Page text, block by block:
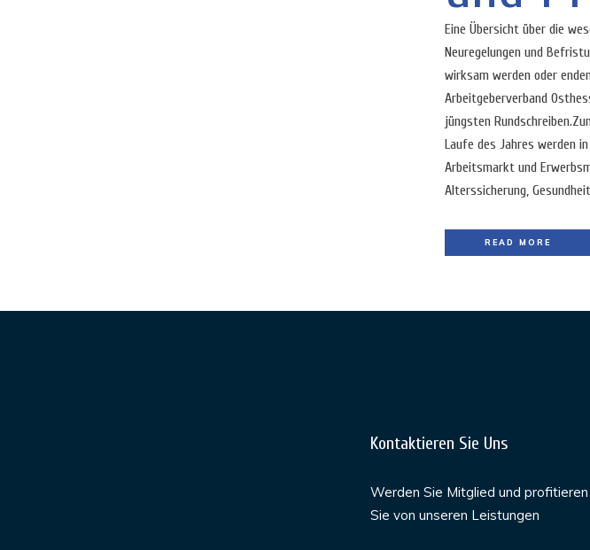
Eine Übersicht über die
Neuregelungen und
wirksam werden oder
Arbeitgeberverband
jüngsten
Laufe des Jahres werden
Arbeitsmarkt und
Alterssicherung,
READ MORE
Kontaktieren Sie Uns
Werden Sie Mitglied und profitieren
Sie von unseren Leistungen